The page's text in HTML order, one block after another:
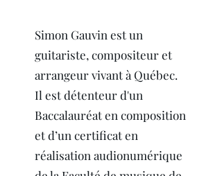
Simon Gauvin est un
guitariste, compositeur et
arrangeur vivant à Québec.
Il est détenteur d'un
Baccalauréat en composition
et d’un certificat en
réalisation audionumérique